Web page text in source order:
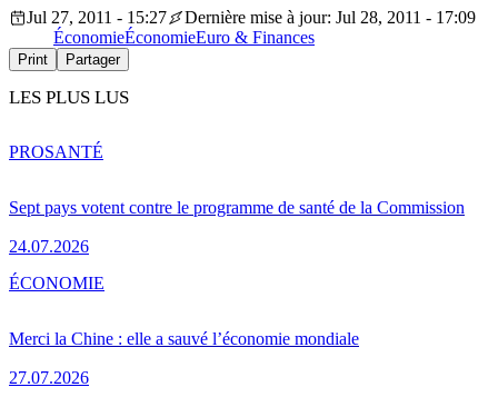
Jul 27, 2011 - 15:27
Dernière mise à jour: Jul 28, 2011 - 17:09
ÉconomieÉconomieEuro & Finances
Print Partager
LES PLUS LUS
Sept pays votent contre le programme de santé de la Commission
24.07.2026
PROSANTÉ
Merci la Chine : elle a sauvé l’économie mondiale
27.07.2026
ÉCONOMIE